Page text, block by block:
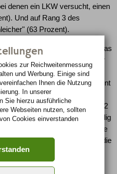
denen ein LKW versucht, einen
Und auf Rang 3 des
(63 Prozent).
am klügsten, das
Urlaubs-Fahrt mit der
zu geben. Aber für die
ausgeschlossen: 46 Prozent
sei reine
kleine Minderheit von 2
Weg in die Ferien vollständig
sagt: "Meine Partnerin fährt die
Prozent ist es normal, sich die
zur Reichweiten­messung
und Werbung. Einige sind
Ihnen die Nutzung
In unserer
Sie hierzu ausführliche
Webseiten nutzen, sollten
Cookies einverstanden